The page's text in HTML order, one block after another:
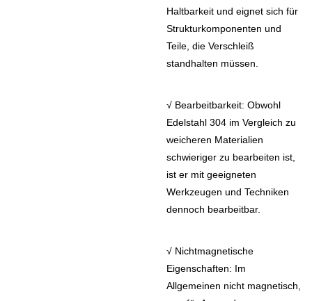
Haltbarkeit und eignet sich für
Strukturkomponenten und
Teile, die Verschleiß
standhalten müssen.
√ Bearbeitbarkeit: Obwohl
Edelstahl 304 im Vergleich zu
weicheren Materialien
schwieriger zu bearbeiten ist,
ist er mit geeigneten
Werkzeugen und Techniken
dennoch bearbeitbar.
√ Nichtmagnetische
Eigenschaften: Im
Allgemeinen nicht magnetisch,